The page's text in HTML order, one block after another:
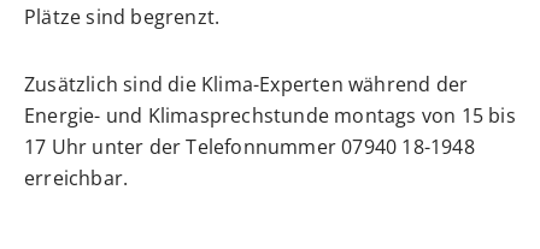
Plätze sind begrenzt.
Zusätzlich sind die Klima-Experten während der
Energie- und Klimasprechstunde montags von 15 bis
17 Uhr unter der Telefonnummer 07940 18-1948
erreichbar.